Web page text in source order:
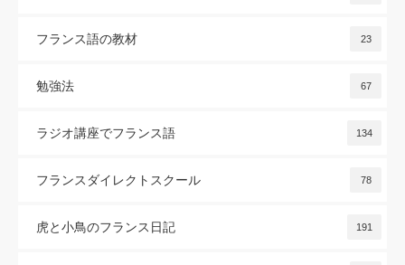
フランス語の教材 23
勉強法 67
ラジオ講座でフランス語 134
フランスダイレクトスクール 78
虎と小鳥のフランス日記 191